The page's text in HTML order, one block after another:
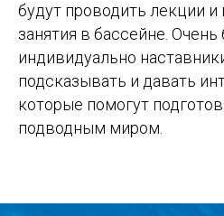
будут проводить лекции и
занятия в бассейне.
индивидуально
подсказывать и давать
которые помогут
подводным миром.